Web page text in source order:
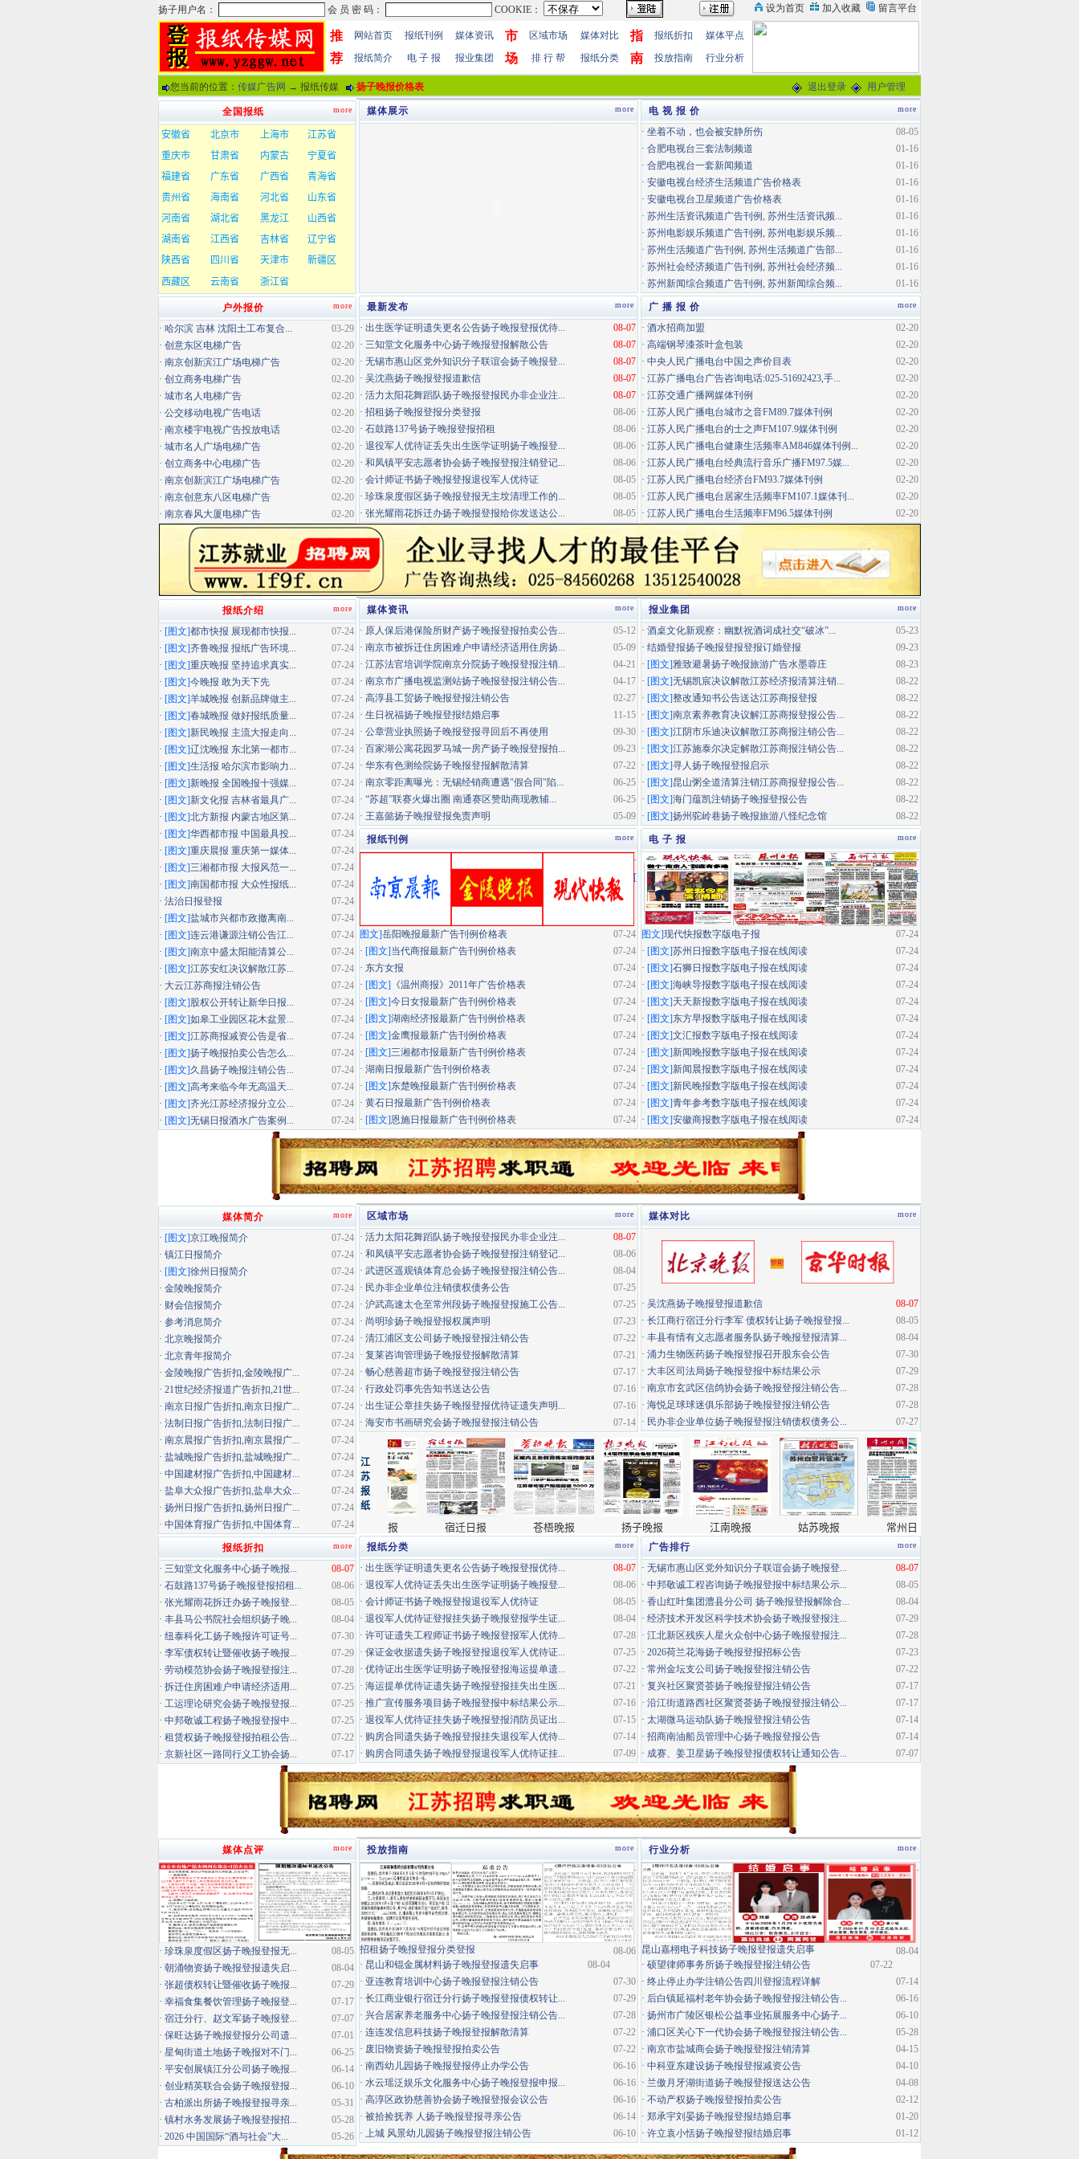
推
荐
网站首页 报纸刊例 媒体资讯
市
场
区域市场 媒体对比
指
南
报纸折扣
媒体平点
报纸简介
电 子 报 报业集团 排 行 帮 报纸分类 投放指南 行业分析
您当前的位置： 传媒广告网 → 报纸传媒 扬子晚报价格表 退出登录 用户管理
more
媒体展示 more
电 视 报 价
08-05
· 坐着不动，也会被安静所伤
01-16
· 合肥电视台三套法制频道
01-16
· 合肥电视台一套新闻频道
01-16
· 安徽电视台经济生活频道广告价格表
01-16
· 安徽电视台卫星频道广告价格表
01-16
· 苏州生活资讯频道广告刊例, 苏州生活资讯频...
01-16
· 苏州电影娱乐频道广告刊例, 苏州电影娱乐频...
01-16
· 苏州生活频道广告刊例, 苏州生活频道广告部...
01-16
· 苏州社会经济频道广告刊例, 苏州社会经济频...
01-16
· 苏州新闻综合频道广告刊例, 苏州新闻综合频...
more
最新发布 more
广 播 报 价
08-07
· 出生医学证明遗失更名公告扬子晚报登报优待...
08-07
· 三知堂文化服务中心扬子晚报登报解散公告
08-07
· 无锡市惠山区党外知识分子联谊会扬子晚报登...
08-07
· 吴沈燕扬子晚报登报道歉信
08-07
· 活力太阳花舞蹈队扬子晚报登报民办非企业注...
08-06
· 招租扬子晚报登报分类登报
08-06
· 石鼓路137号扬子晚报登报招租
08-06
· 退役军人优待证丢失出生医学证明扬子晚报登...
08-06
· 和凤镇平安志愿者协会扬子晚报登报注销登记...
08-05
· 会计师证书扬子晚报登报退役军人优待证
08-05
· 珍珠泉度假区扬子晚报登报无主坟清理工作的...
08-05
· 张光耀雨花拆迁办扬子晚报登报给你发送达公...
02-20
· 酒水招商加盟
02-20
· 高端钢琴漆茶叶盒包装
02-20
· 中央人民广播电台中国之声价目表
02-20
· 江苏广播电台广告咨询电话:025-51692423,手...
02-20
· 江苏交通广播网媒体刊例
02-20
· 江苏人民广播电台城市之音FM89.7媒体刊例
02-20
· 江苏人民广播电台的士之声FM107.9媒体刊例
02-20
· 江苏人民广播电台健康生活频率AM846媒体刊例...
02-20
· 江苏人民广播电台经典流行音乐广播FM97.5媒...
02-20
· 江苏人民广播电台经济台FM93.7媒体刊例
02-20
· 江苏人民广播电台居家生活频率FM107.1媒体刊...
02-20
· 江苏人民广播电台生活频率FM96.5媒体刊例
more
全国报纸
more
户外报价
03-29
· 哈尔滨 吉林 沈阳土工布复合...
02-20
· 创意东区电梯广告
02-20
· 南京创新滨江广场电梯广告
02-20
· 创立商务电梯广告
02-20
· 城市名人电梯广告
02-20
· 公交移动电视广告电话
02-20
· 南京楼宇电视广告投放电话
02-20
· 城市名人广场电梯广告
02-20
· 创立商务中心电梯广告
02-20
· 南京创新滨江广场电梯广告
02-20
· 南京创意东八区电梯广告
02-20
· 南京春风大厦电梯广告
more
媒体资讯 more
报业集团
05-12
· 原人保后港保险所财产扬子晚报登报拍卖公告...
05-09
· 南京市被拆迁住房困难户申请经济适用住房扬...
04-21
· 江苏法官培训学院南京分院扬子晚报登报注销...
04-17
· 南京市广播电视监测站扬子晚报登报注销公告...
02-27
· 高淳县工贸扬子晚报登报注销公告
11-15
· 生日祝福扬子晚报登报结婚启事
09-30
· 公章营业执照扬子晚报登报寻回后不再使用
09-23
· 百家湖公寓花园罗马城一房产扬子晚报登报拍...
07-22
· 华东有色测绘院扬子晚报登报解散清算
06-25
· 南京零距离曝光：无锡经销商遭遇"假合同"陷...
06-25
· “苏超”联赛火爆出圈 南通赛区赞助商现教辅...
05-09
· 王嘉懿扬子晚报登报免责声明
05-23
· 酒桌文化新观察：幽默祝酒词成社交“破冰”...
09-23
· 结婚登报扬子晚报登报登报订婚登报
08-23
· [图文]雅致避暑扬子晚报旅游广告水墨蓉庄
08-22
· [图文]无锡凯宸决议解散江苏经济报清算注销...
08-22
· [图文]整改通知书公告送达江苏商报登报
08-22
· [图文]南京素养教育决议解江苏商报登报公告...
08-22
· [图文]江阴市乐迪决议解散江苏商报注销公告...
08-22
· [图文]江苏施泰尔决定解散江苏商报注销公告...
08-22
· [图文]寻人扬子晚报登报启示
08-22
· [图文]昆山粥全道清算注销江苏商报登报公告...
08-22
· [图文]海门蕴凯注销扬子晚报登报公告
08-22
· [图文]扬州驼岭巷扬子晚报旅游八怪纪念馆
more
报纸刊例 more
电 子 报
07-24
·
[
图文]岳阳晚报最新广告刊例价格表
07-24
· [图文]当代商报最新广告刊例价格表
07-24
· 东方女报
07-24
· [图文] 《温州商报》2011年广告价格表
07-24
· [图文]今日女报最新广告刊例价格表
07-24
· [图文]湖南经济报最新广告刊例价格表
07-24
· [图文]金鹰报最新广告刊例价格表
07-24
· [图文]三湘都市报最新广告刊例价格表
07-24
· 湖南日报最新广告刊例价格表
07-24
· [图文]东楚晚报最新广告刊例价格表
07-24
· 黄石日报最新广告刊例价格表
07-24
· [图文]恩施日报最新广告刊例价格表
07-24
·
[
图文]现代快报数字版电子报
07-24
· [图文]苏州日报数字版电子报在线阅读
07-24
· [图文]石狮日报数字版电子报在线阅读
07-24
· [图文]海峡导报数字版电子报在线阅读
07-24
· [图文]天天新报数字版电子报在线阅读
07-24
· [图文]东方早报数字版电子报在线阅读
07-24
· [图文]文汇报数字版电子报在线阅读
07-24
· [图文]新闻晚报数字版电子报在线阅读
07-24
· [图文]新闻晨报数字版电子报在线阅读
07-24
· [图文]新民晚报数字版电子报在线阅读
07-24
· [图文]青年参考数字版电子报在线阅读
07-24
· [图文]安徽商报数字版电子报在线阅读
more
报纸介绍
07-24
· [图文]都市快报 展现都市快报...
07-24
· [图文]齐鲁晚报 报纸广告环境...
07-24
· [图文]重庆晚报 坚持追求真实...
07-24
· [图文]今晚报 敢为天下先
07-24
· [图文]羊城晚报 创新品牌做主...
07-24
· [图文]春城晚报 做好报纸质量...
07-24
· [图文]新民晚报 主流大报走向...
07-24
· [图文]辽沈晚报 东北第一都市...
07-24
· [图文]生活报 哈尔滨市影响力...
07-24
· [图文]新晚报 全国晚报十强媒...
07-24
· [图文]新文化报 吉林省最具广...
07-24
· [图文]北方新报 内蒙古地区第...
07-24
· [图文]华西都市报 中国最具投...
07-24
· [图文]重庆晨报 重庆第一媒体...
07-24
· [图文]三湘都市报 大报风范一...
07-24
· [图文]南国都市报 大众性报纸...
07-24
· 法治日报登报
07-24
· [图文]盐城市兴都市政撤离南...
07-24
· [图文]连云港谦源注销公告江...
07-24
· [图文]南京中盛太阳能清算公...
07-24
· [图文]江苏安红决议解散江苏...
07-24
· 大云江苏商报注销公告
07-24
· [图文]股权公开转让新华日报...
07-24
· [图文]如皋工业园区花木盆景...
07-24
· [图文]江苏商报减资公告是省...
07-24
· [图文]扬子晚报拍卖公告怎么...
07-24
· [图文]久昌扬子晚报注销公告...
07-24
· [图文]高考来临今年无高温天...
07-24
· [图文]齐光江苏经济报分立公...
07-24
· [图文]无锡日报酒水广告案例...
more
区域市场 more
媒体对比
08-07
· 活力太阳花舞蹈队扬子晚报登报民办非企业注...
08-06
· 和凤镇平安志愿者协会扬子晚报登报注销登记...
08-04
· 武进区遥观镇体育总会扬子晚报登报注销公告...
07-25
· 民办非企业单位注销债权债务公告
07-25
· 沪武高速太仓至常州段扬子晚报登报施工公告...
07-23
· 尚明珍扬子晚报登报权属声明
07-22
· 清江浦区支公司扬子晚报登报注销公告
07-21
· 复莱咨询管理扬子晚报登报解散清算
07-17
· 畅心慈善超市扬子晚报登报注销公告
07-16
· 行政处罚事先告知书送达公告
07-16
· 出生证公章挂失扬子晚报登报优待证遗失声明...
07-14
· 海安市书画研究会扬子晚报登报注销公告
08-07
· 吴沈燕扬子晚报登报道歉信
08-05
· 长江商行宿迁分行李军 债权转让扬子晚报登报...
08-04
· 丰县有情有义志愿者服务队扬子晚报登报清算...
07-30
· 涌力生物医药扬子晚报登报召开股东会公告
07-29
· 大丰区司法局扬子晚报登报中标结果公示
07-28
· 南京市玄武区信鸽协会扬子晚报登报注销公告...
07-28
· 海悦足球球迷俱乐部扬子晚报登报注销公告
07-27
· 民办非企业单位扬子晚报登报注销债权债务公...
more
报纸分类 more
广告排行
08-07
· 出生医学证明遗失更名公告扬子晚报登报优待...
08-06
· 退役军人优待证丢失出生医学证明扬子晚报登...
08-05
· 会计师证书扬子晚报登报退役军人优待证
08-04
· 退役军人优待证登报挂失扬子晚报登报学生证...
07-28
· 许可证遗失工程师证书扬子晚报登报军人优待...
07-25
· 保证金收据遗失扬子晚报登报退役军人优待证...
07-22
· 优待证出生医学证明扬子晚报登报海运提单遗...
07-21
· 海运提单优待证遗失扬子晚报登报挂失出生医...
07-16
· 推广宣传服务项目扬子晚报登报中标结果公示...
07-15
· 退役军人优待证挂失扬子晚报登报消防员证出...
07-14
· 购房合同遗失扬子晚报登报挂失退役军人优待...
07-09
· 购房合同遗失扬子晚报登报退役军人优待证挂...
08-07
· 无锡市惠山区党外知识分子联谊会扬子晚报登...
08-05
· 中邦敬诚工程咨询扬子晚报登报中标结果公示...
08-04
· 香山红叶集团澧县分公司 扬子晚报登报解除合...
07-29
· 经济技术开发区科学技术协会扬子晚报登报注...
07-28
· 江北新区残疾人星火众创中心扬子晚报登报注...
07-23
· 2026荷兰花海扬子晚报登报招标公告
07-22
· 常州金坛支公司扬子晚报登报注销公告
07-17
· 复兴社区聚贤荟扬子晚报登报注销公告
07-17
· 沿江街道路西社区聚贤荟扬子晚报登报注销公...
07-14
· 太湖微马运动队扬子晚报登报注销公告
07-14
· 招商南油船员管理中心扬子晚报登报公告
07-07
· 成赛、姜卫星扬子晚报登报债权转让通知公告...
more
媒体简介
07-24
· [图文]京江晚报简介
07-24
· 镇江日报简介
07-24
· [图文]徐州日报简介
07-24
· 金陵晚报简介
07-24
· 财会信报简介
07-24
· 参考消息简介
07-24
· 北京晚报简介
07-24
· 北京青年报简介
07-24
· 金陵晚报广告折扣,金陵晚报广...
07-24
· 21世纪经济报道广告折扣,21世...
07-24
· 南京日报广告折扣,南京日报广...
07-24
· 法制日报广告折扣,法制日报广...
07-24
· 南京晨报广告折扣,南京晨报广...
07-24
· 盐城晚报广告折扣,盐城晚报广...
07-24
· 中国建材报广告折扣,中国建材...
07-24
· 盐阜大众报广告折扣,盐阜大众...
07-24
· 扬州日报广告折扣,扬州日报广...
07-24
· 中国体育报广告折扣,中国体育...
more
报纸折扣
08-07
· 三知堂文化服务中心扬子晚报...
08-06
· 石鼓路137号扬子晚报登报招租...
08-05
· 张光耀雨花拆迁办扬子晚报登...
08-04
· 丰县马公书院社会组织扬子晚...
07-30
· 纽泰科化工扬子晚报许可证号...
07-29
· 李军债权转让暨催收扬子晚报...
07-28
· 劳动模范协会扬子晚报登报注...
07-25
· 拆迁住房困难户申请经济适用...
07-25
· 工运理论研究会扬子晚报登报...
07-25
· 中邦敬诚工程扬子晚报登报中...
07-22
· 租赁权扬子晚报登报拍租公告...
07-17
· 京新社区一路同行义工协会扬...
more
投放指南 more
行业分析
08-06
·
招租扬子晚报登报分类登报
08-04
· 昆山和锟金属材料扬子晚报登报遗失启事
07-30
· 亚连教育培训中心扬子晚报登报注销公告
07-29
· 长江商业银行宿迁分行扬子晚报登报债权转让...
07-28
· 兴合居家养老服务中心扬子晚报登报注销公告...
07-22
· 连连发信息科技扬子晚报登报解散清算
07-22
· 废旧物资扬子晚报登报拍卖公告
06-16
· 南西幼儿园扬子晚报登报停止办学公告
06-16
· 水云瑶泛娱乐文化服务中心扬子晚报登报申报...
06-16
· 高淳区政协慈善协会扬子晚报登报会议公告
06-14
· 被拾捡抚养 人扬子晚报登报寻亲公告
06-10
· 上城 风景幼儿园扬子晚报登报注销公告
08-04
·
昆山嘉栩电子科技扬子晚报登报遗失启事
07-22
· 硕望律师事务所扬子晚报登报注销公告
07-14
· 终止停止办学注销公告四川登报流程详解
06-16
· 后白镇延福村老年协会扬子晚报登报注销公告...
06-10
· 扬州市广陵区银松公益事业拓展服务中心扬子...
05-28
· 浦口区关心下一代协会扬子晚报登报注销公告...
04-15
· 南京市盐城商会扬子晚报登报注销清算
04-10
· 中科亚东建设扬子晚报登报减资公告
04-08
· 兰傲月牙湖街道扬子晚报登报送达公告
02-12
· 不动产权扬子晚报登报拍卖公告
01-20
· 郑承宇刘晏扬子晚报登报结婚启事
01-12
· 许立袁小恬扬子晚报登报结婚启事
more
媒体点评
08-05
· 珍珠泉度假区扬子晚报登报无...
08-04
· 朝涌物资扬子晚报登报遗失启...
07-29
· 张超债权转让暨催收扬子晚报...
07-17
· 幸福食集餐饮管理扬子晚报登...
07-07
· 宿迁分行、赵文军扬子晚报登...
07-01
· 保旺达扬子晚报登报分公司遗...
06-25
· 星甸街道土地扬子晚报对不门...
06-14
· 平安创展镇江分公司扬子晚报...
06-10
· 创业精英联合会扬子晚报登报...
05-31
· 古柏派出所扬子晚报登报寻亲...
05-28
· 镇村水务发展扬子晚报登报招...
05-26
· 2026 中国国际“酒与社会”大...